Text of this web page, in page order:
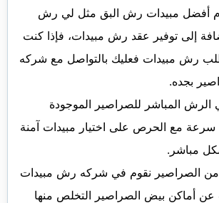
أفضل مبيدات رش البق مثل لي رش
إلى توفير عقد رش مبيدات، فإذا كنت
رش مبيدات فعليك بالتواصل مع شركه
بجده.
الرش المباشر للصراصير الموجودة
سرعة مع الحرص على اختيار مبيدات آمنة
مباشر.
من الصراصير نقوم في شركه رش مبيدات
عن أماكن بيض الصراصير التخلص منها